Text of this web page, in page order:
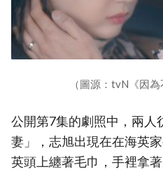
（圖源：tvN《因為
公開第7集的劇照中，兩人
妻」，志旭出現在在海英
英頭上纏著毛巾，手裡拿